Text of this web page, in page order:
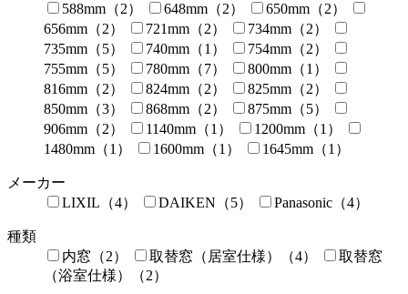
588mm（2）
648mm（2）
650mm（2）
656mm（2）
721mm（2）
734mm（2）
735mm（5）
740mm（1）
754mm（2）
755mm（5）
780mm（7）
800mm（1）
816mm（2）
824mm（2）
825mm（2）
850mm（3）
868mm（2）
875mm（5）
906mm（2）
1140mm（1）
1200mm（1）
1480mm（1）
1600mm（1） 1645mm（1）
メーカー
LIXIL（4）
DAIKEN（5） Panasonic（4）
種類
内窓（2）
取替窓（居室仕様）（4）
取替窓
（浴室仕様）（2）